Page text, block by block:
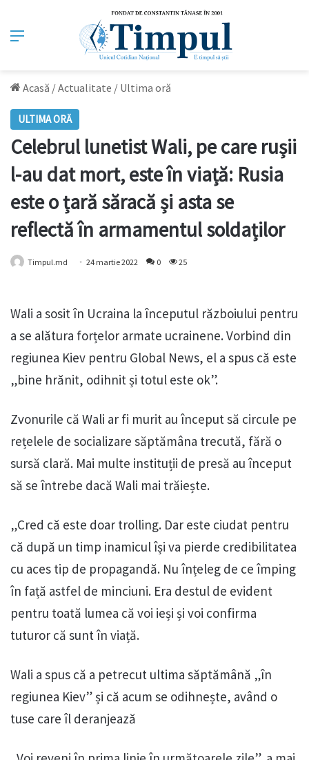
Meniu
Acasă /Actualitate / Ultima oră
ULTIMA ORĂ
Celebrul lunetist Wali, pe care rușii
l-au dat mort, este în viață: Rusia
este o țară săracă și asta se
reflectă în armamentul soldaților
Timpul.md 24 martie 2022 0 25
Wali a sosit în Ucraina la începutul războiului pentru
a se alătura forțelor armate ucrainene. Vorbind din
regiunea Kiev pentru Global News, el a spus că este
„bine hrănit, odihnit și totul este ok”.
Zvonurile că Wali ar fi murit au început să circule pe
rețelele de socializare săptămâna trecută, fără o
sursă clară. Mai multe instituții de presă au început
să se întrebe dacă Wali mai trăiește.
„Cred că este doar trolling. Dar este ciudat pentru
că după un timp inamicul își va pierde credibilitatea
cu aces tip de propagandă. Nu înțeleg de ce împing
în față astfel de minciuni. Era destul de evident
pentru toată lumea că voi ieși și voi confirma
tuturor că sunt în viață.
Wali a spus că a petrecut ultima săptămână „în
regiunea Kiev” și că acum se odihnește, având o
tuse care îl deranjează